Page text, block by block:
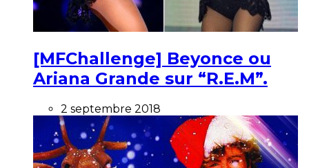
[MFChallenge] Beyonce ou
Ariana Grande sur “R.E.M”.
2 septembre 2018